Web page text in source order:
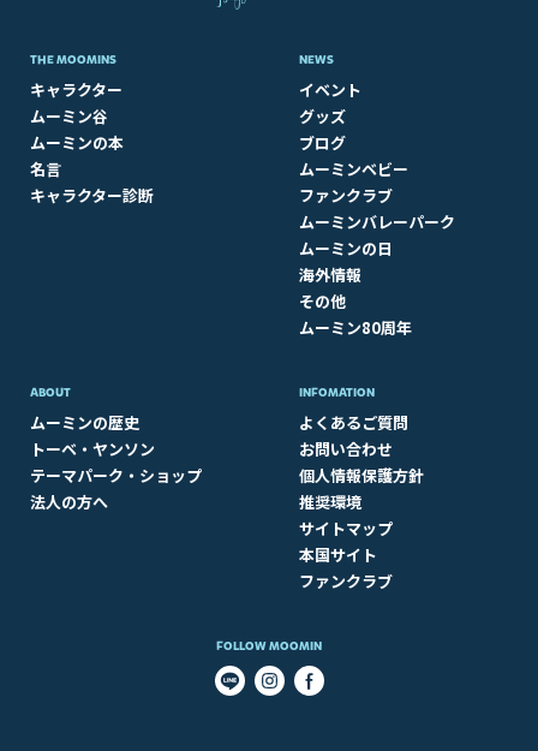
THE MOOMINS
キャラクター
ムーミン谷
ムーミンの本
名言
キャラクター診断
NEWS
イベント
グッズ
ブログ
ムーミンベビー
ファンクラブ
ムーミンバレーパーク
ムーミンの日
海外情報
その他
ムーミン80周年
ABOUT​
ムーミンの歴史
トーベ・ヤンソン
テーマパーク・ショップ
法人の方へ
INFOMATION
よくあるご質問
お問い合わせ
個人情報保護方針
推奨環境
サイトマップ
本国サイト
ファンクラブ
FOLLOW MOOMIN